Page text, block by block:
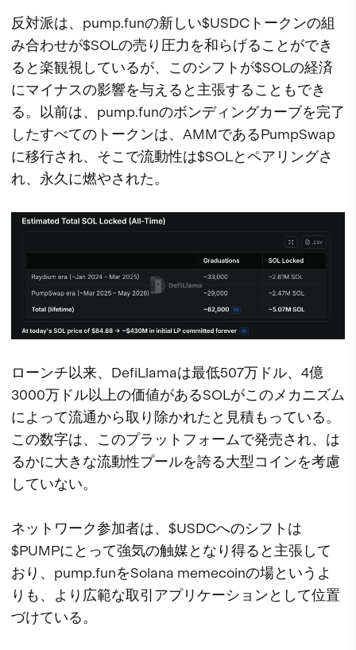
反対派は、pump.funの新しい$USDCトークンの組
み合わせが$SOLの売り圧力を和らげることができ
ると楽観視しているが、このシフトが$SOLの経済
にマイナスの影響を与えると主張することもでき
る。以前は、pump.funのボンディングカーブを完了
したすべてのトークンは、AMMであるPumpSwap
に移行され、そこで流動性は$SOLとペアリングさ
れ、永久に燃やされた。
ローンチ以来、DefiLlamaは最低507万ドル、4億
3000万ドル以上の価値があるSOLがこのメカニズム
によって流通から取り除かれたと見積もっている。
この数字は、このプラットフォームで発売され、は
るかに大きな流動性プールを誇る大型コインを考慮
していない。
ネットワーク参加者は、$USDCへのシフトは
$PUMPにとって強気の触媒となり得ると主張して
おり、pump.funをSolana memecoinの場というよ
りも、より広範な取引アプリケーションとして位置
づけている。